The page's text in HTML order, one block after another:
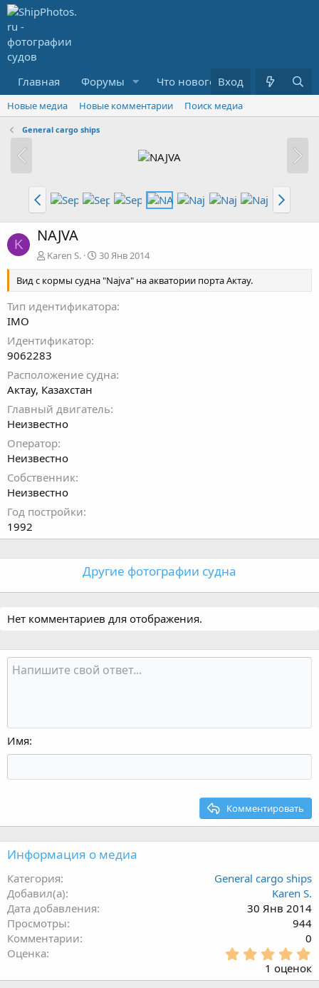
Главная Форумы Что нового? Медиа
Вход
Новые медиа Новые комментарии Поиск медиа
General cargo ships
K NAJVA
Karen S.
30 Янв 2014
Вид с кормы судна "Najva" на акватории порта Актау.
Тип идентификатора
IMO
Идентификатор
9062283
Расположение судна
Актау, Казахстан
Главный двигатель
Неизвестно
Оператор
Неизвестно
Собственник
Неизвестно
Год постройки
1992
Другие фотографии судна
Нет комментариев для отображения.
Имя
Комментировать
Информация о медиа
Категория
General cargo ships
Добавил(а)
Karen S.
Дата добавления
30 Янв 2014
Просмотры
944
Комментарии
0
Оценка
.
0
1 оценок